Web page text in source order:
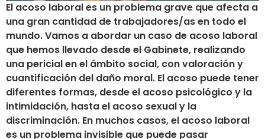
El acoso laboral es un problema grave que afecta a
una gran cantidad de trabajadores/as en todo el
mundo. Vamos a abordar un caso de acoso laboral
que hemos llevado desde el Gabinete, realizando
una pericial en el ámbito social, con valoración y
cuantificación del daño moral. El acoso puede tener
diferentes formas, desde el acoso psicológico y la
intimidación, hasta el acoso sexual y la
discriminación. En muchos casos, el acoso laboral
es un problema invisible que puede pasar